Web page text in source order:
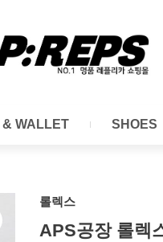
& WALLET SHOES
롤렉스
APS공장 롤렉